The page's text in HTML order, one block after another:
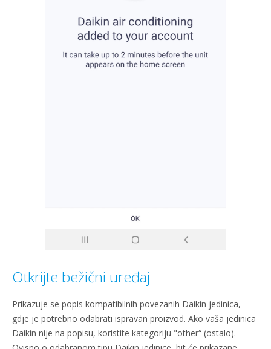
Otkrijte bežični uređaj
Prikazuje se popis kompatibilnih povezanih Daikin jedinica,
gdje je potrebno odabrati ispravan proizvod. Ako vaša jedinica
Daikin nije na popisu, koristite kategoriju "other“ (ostalo).